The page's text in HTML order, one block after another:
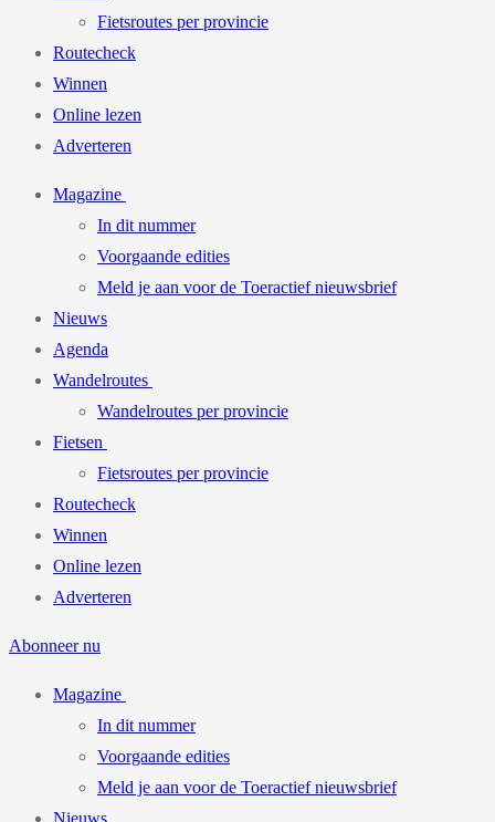
Fietsroutes per provincie
Routecheck
Winnen
Online lezen
Adverteren
Magazine
In dit nummer
Voorgaande edities
Meld je aan voor de Toeractief nieuwsbrief
Nieuws
Agenda
Wandelroutes
Wandelroutes per provincie
Fietsen
Fietsroutes per provincie
Routecheck
Winnen
Online lezen
Adverteren
Abonneer nu
Magazine
In dit nummer
Voorgaande edities
Meld je aan voor de Toeractief nieuwsbrief
Nieuws